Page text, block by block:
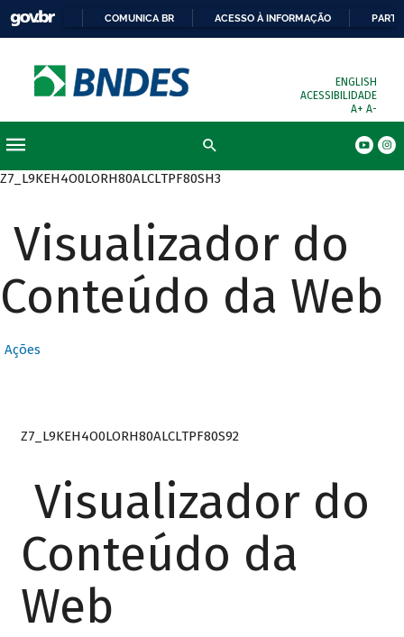
COMUNICA BR ACESSO À INFORMAÇÃO
ENGLISH
ACESSIBILIDADE
A+ A-
Z7_L9KEH4O0LORH80ALCLTPF80SH3
Visualizador do
Conteúdo da Web
Ações
Z7_L9KEH4O0LORH80ALCLTPF80S92
Visualizador do
Conteúdo da
Web